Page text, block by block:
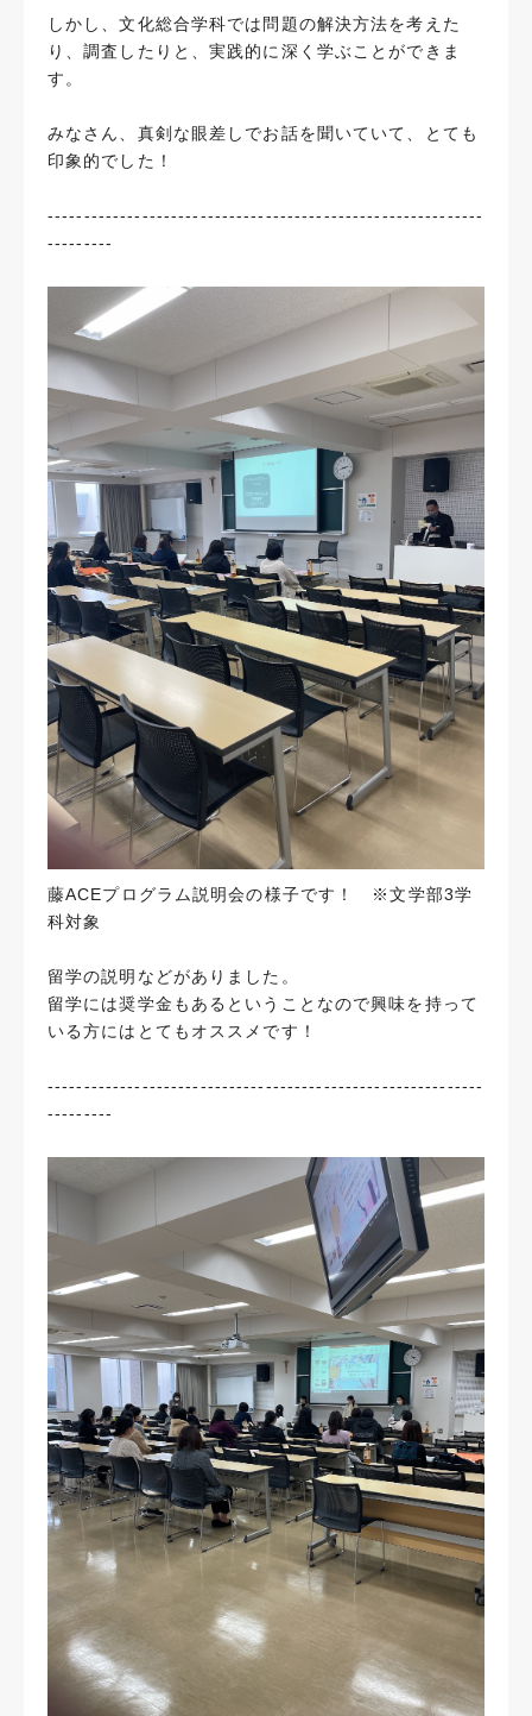
しかし、文化総合学科では問題の解決方法を考えた
り、調査したりと、実践的に深く学ぶことができま
す。
みなさん、真剣な眼差しでお話を聞いていて、とても
印象的でした！
------------------------------------------------------------
---------
藤ACEプログラム説明会の様子です！
※文学部3学
科対象
留学の説明などがありました。
留学には奨学金もあるということなので興味を持って
いる方にはとてもオススメです！
------------------------------------------------------------
---------